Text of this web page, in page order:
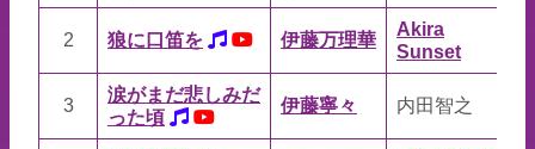
2 狼に口笛を 伊藤万理華
Akira
Sunset
3
涙がまだ悲しみだ
った頃
伊藤寧々 内田智之